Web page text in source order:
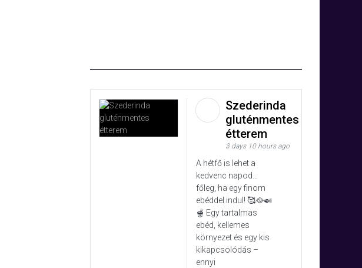
Szederinda
gluténmentes
étterem
3 days 10 hours ago
A hétfő is lehet a
kedvenc napod…
főleg, ha egy finom
ebéddel indul! 🥰🥘🍛
🫕 Egy tartalmas
ebéd, kellemes
környezet és egy kis
kikapcsolódás –
ennyi